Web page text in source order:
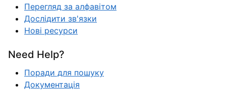
Перегляд за алфавітом
Дослідити зв'язки
Нові ресурси
Need Help?
Поради для пошуку
Документація